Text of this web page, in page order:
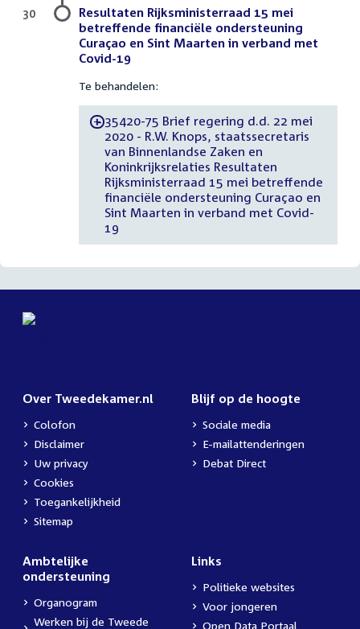
Resultaten Rijksministerraad 15 mei
betreffende financiële ondersteuning
Curaçao en Sint Maarten in verband met
Covid-19
Te behandelen:
-35420-75 Brief regering d.d. 22 mei
2020 - R.W. Knops, staatssecretaris
van Binnenlandse Zaken en
Koninkrijksrelaties Resultaten
Rijksministerraad 15 mei betreffende
financiële ondersteuning Curaçao en
Sint Maarten in verband met Covid-
19
30
Over Tweedekamer.nl
Colofon
Disclaimer
Uw privacy
Cookies
Toegankelijkheid
Sitemap
Blijf op de hoogte
Sociale media
E-mailattenderingen
Debat Direct
Ambtelijke
ondersteuning
Organogram
Werken bij de Tweede
Links
Politieke websites
Voor jongeren
Open Data Portaal